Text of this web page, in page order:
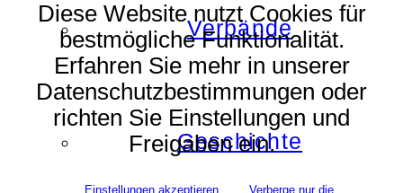
Verbände
Geschichte
Diese Website nutzt Cookies für
bestmögliche Funktionalität.
Erfahren Sie mehr in unserer
Datenschutzbestimmungen oder
richten Sie Einstellungen und
Freigaben ein.
Einstellungen akzeptieren
Verberge nur die